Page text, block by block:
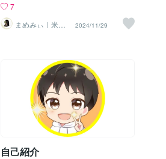
です。罠②「完璧な文法で話そう」とし
すぎる初心者ほど、話す前に頭の中で
「これ文法合ってるかな？」「時制ミス
ことが大事です。少しくらい不自然で
も、相手に伝われば会話は成立します。
最初から100点を目指すより、60点でも
口に出すことのほうが、英語力は早く伸
びます。罠③「インプットばかり」で終
わってしまう動画を見る、単語帳を読
む、文法書を解く。これらは大切です
が、話す練習がないと“わかる英語”で止
まりやすいで
実はその理由は大きくわけて2つ。今回
は、英語が聞き取れない2つの理由につい
て解説していきます。理由① 聞き取り力
せんか？聞き取れる力をつけるために
は、たくさんの英語に触れるのはもちろ
ん、目と耳と口を使って慣れない英語の
発音に慣れていかなくてはいけません。
よく、「聞き流しでもOK」と勘違いされ
ている方がいらっしゃいますが……効率
的に聞き取れるようになりたいなら、目
と耳と口を使いましょう。聞き流しだけ
では、残念ながら意味がありません！▶︎
7
まめみぃ｜米在
住歴12年の英語
2024/11/29
自己紹介